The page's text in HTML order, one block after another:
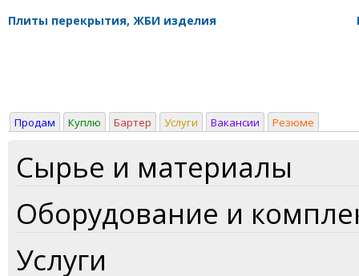
Плиты перекрытия, ЖБИ изделия
Продам Куплю Бартер Услуги Вакансии Резюме
Сырье и материалы
Оборудование и
Услуги